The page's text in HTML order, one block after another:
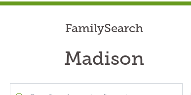
FamilySearch
Madison